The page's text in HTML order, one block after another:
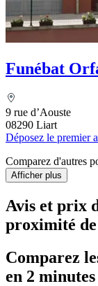
Funébat
9 rue d’Aouste
08290 Liart
Déposez le premier
Comparez d'autres
Afficher plus
Avis et prix
proximité
Comparez
en 2 minutes